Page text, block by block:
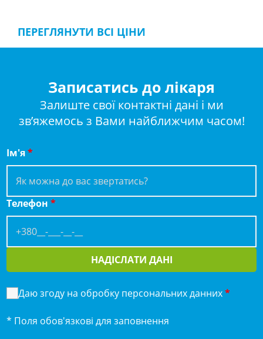
ПЕРЕГЛЯНУТИ ВСІ ЦІНИ
Записатись до лікаря
Залиште свої контактні дані і ми
зв’яжемось з Вами найближчим часом!
Ім'я*
Телефон*
НАДІСЛАТИ ДАНІ
Даю згоду на обробку персональних данних*
* Поля обов'язкові для заповнення